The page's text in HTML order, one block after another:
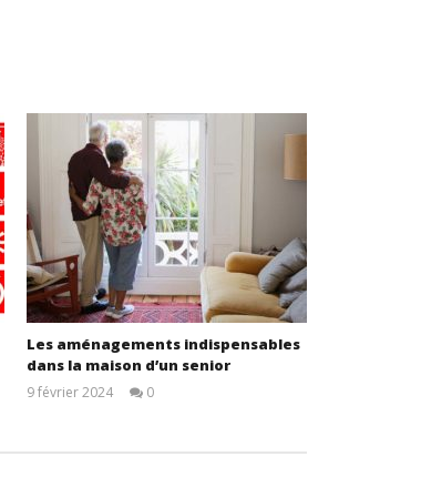
Les aménagements indispensables
dans la maison d’un senior
9 février 2024
0